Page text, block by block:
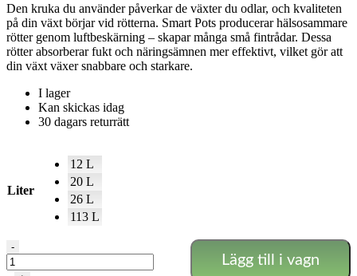
Den kruka du använder påverkar de växter du odlar, och kvaliteten
på din växt börjar vid rötterna. Smart Pots producerar hälsosammare
rötter genom luftbeskärning – skapar många små fintrådar. Dessa
rötter absorberar fukt och näringsämnen mer effektivt, vilket gör att
din växt växer snabbare och starkare.
I lager
Kan skickas idag
30 dagars returrätt
Liter
12 L
20 L
26 L
113 L
Smartpot
(den
-
Lägg till i vagn